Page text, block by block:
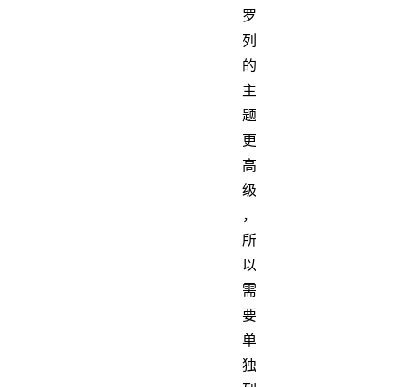
罗
列
的
主
题
更
高
级
，
所
以
需
要
单
独